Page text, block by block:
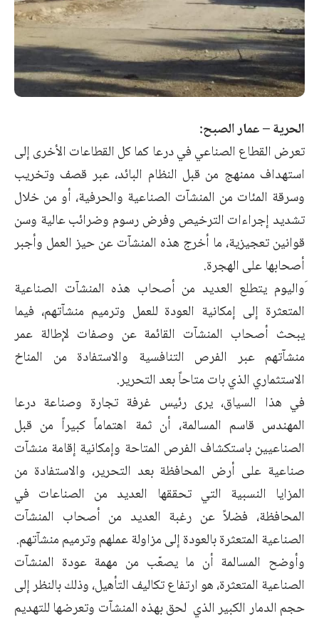
الحرية – عمار الصبح:
تعرض القطاع الصناعي في درعا كما كل القطاعات الأخرى إلى
استهداف ممنهج من قبل النظام البائد، عبر قصف وتخريب
وسرقة المئات من المنشآت الصناعية والحرفية، أو من خلال
تشديد إجراءات الترخيص وفرض رسوم وضرائب عالية وسن
قوانين تعجيزية، ما أخرج هذه المنشآت عن حيز العمل وأجبر
أصحابها على الهجرة.
َواليوم يتطلع العديد من أصحاب هذه المنشآت الصناعية
المتعثرة إلى إمكانية العودة للعمل وترميم منشآتهم، فيما
يبحث أصحاب المنشآت القائمة عن وصفات لإطالة عمر
منشآتهم عبر الفرص التنافسية والاستفادة من المناخ
الاستثماري الذي بات متاحاً بعد التحرير.
في هذا السياق، يرى رئيس غرفة تجارة وصناعة درعا
المهندس قاسم المسالمة، أن ثمة اهتماماً كبيراً من قبل
الصناعيين باستكشاف الفرص المتاحة وإمكانية إقامة منشآت
صناعية على أرض المحافظة بعد التحرير، والاستفادة من
المزايا النسبية التي تحققها العديد من الصناعات في
المحافظة، فضلاً عن رغبة العديد من أصحاب المنشآت
الصناعية المتعثرة بالعودة إلى مزاولة عملهم وترميم منشآتهم.
وأوضح المسالمة أن ما يصعّب من مهمة عودة المنشآت
الصناعية المتعثرة، هو ارتفاع تكاليف التأهيل، وذلك بالنظر إلى
حجم الدمار الكبير الذي لحق بهذه المنشآت وتعرضها للتهديم